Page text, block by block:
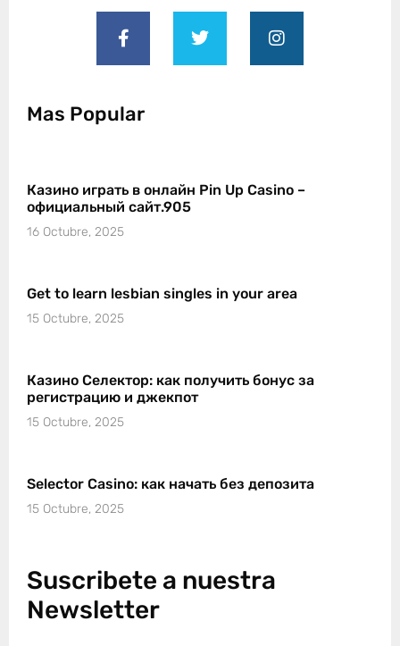
Mas Popular
Казино играть в онлайн Pin Up Casino –
официальный сайт.905
16 Octubre, 2025
Get to learn lesbian singles in your area
15 Octubre, 2025
Казино Селектор: как получить бонус за
регистрацию и джекпот
15 Octubre, 2025
Selector Casino: как начать без депозита
15 Octubre, 2025
Suscribete a nuestra
Newsletter